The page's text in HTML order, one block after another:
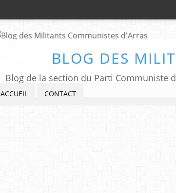
BLOG DES
Blog de la section du Parti Communiste
ACCUEIL CONTACT